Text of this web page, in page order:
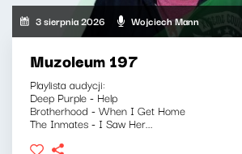
3 sierpnia 2026 Wojciech Mann
Muzoleum 197
Playlista audycji:
Deep Purple - Help
Brotherhood - When I Get Home
The Inmates - I Saw Her...